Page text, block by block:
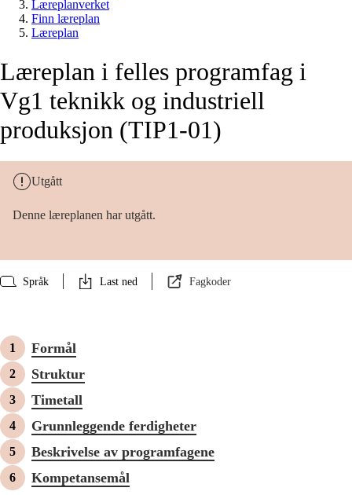
Læreplanverket
Finn læreplan
Læreplan
Læreplan i felles programfag i
Vg1 teknikk og industriell
produksjon (TIP1-01)
Utgått
Denne læreplanen har utgått.
Språk Last ned Fagkoder
Formål
Struktur
Timetall
Grunnleggende ferdigheter
Beskrivelse av programfagene
Kompetansemål